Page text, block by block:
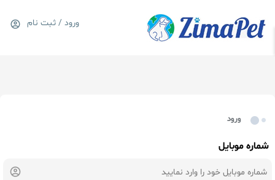
ورود / ثبت نام
ورود
شماره موبایل